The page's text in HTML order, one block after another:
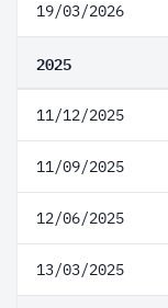
19/03/2026
2025
11/12/2025
11/09/2025
12/06/2025
13/03/2025